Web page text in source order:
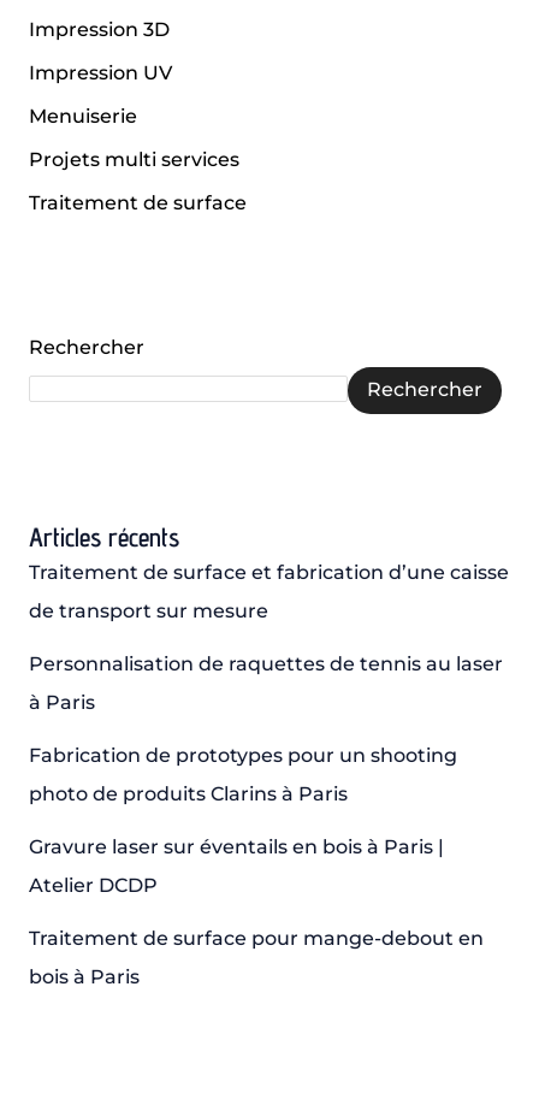
Impression 3D
Impression UV
Menuiserie
Projets multi services
Traitement de surface
Rechercher
Rechercher
Articles récents
Traitement de surface et fabrication d’une caisse
de transport sur mesure
Personnalisation de raquettes de tennis au laser
à Paris
Fabrication de prototypes pour un shooting
photo de produits Clarins à Paris
Gravure laser sur éventails en bois à Paris |
Atelier DCDP
Traitement de surface pour mange-debout en
bois à Paris